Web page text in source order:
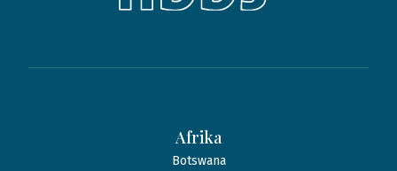
Afrika
Botswana